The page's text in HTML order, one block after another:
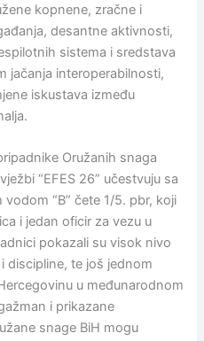
kopnene, zračne i
desantne aktivnosti,
sistema i sredstava
jačanja interoperabilnosti,
iskustava između
Oružanih snaga
“EFES 26” učestvuju sa
“B” čete 1/5. pbr, koji
i jedan oficir za vezu u
pokazali su visok nivo
discipline, te još jednom
u međunarodnom
i prikazane
snage BiH mogu